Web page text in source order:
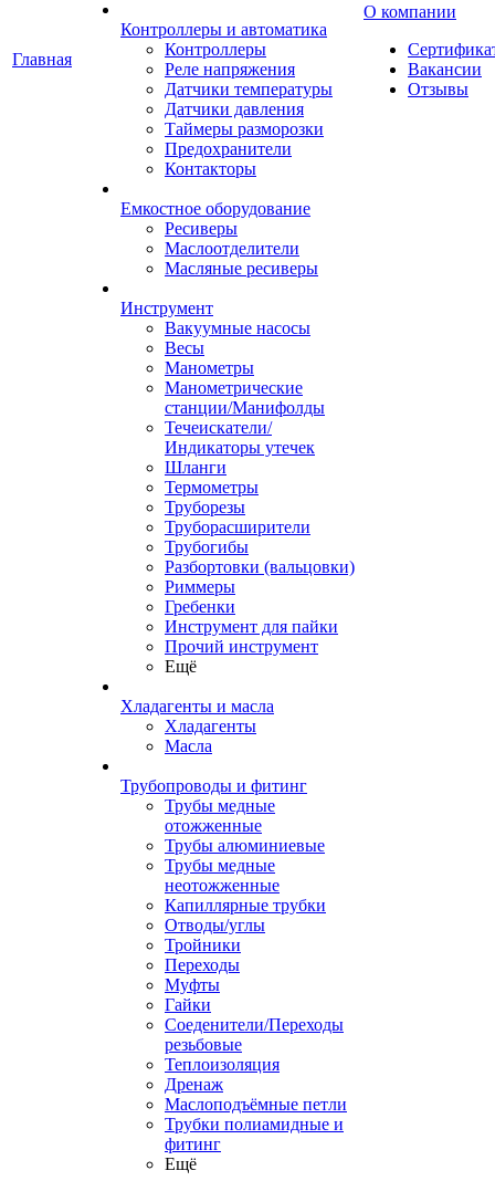
Главная
Контроллеры и автоматика
Контроллеры
Реле напряжения
Датчики температуры
Датчики давления
Таймеры разморозки
Предохранители
Контакторы
Емкостное оборудование
Ресиверы
Маслоотделители
Масляные ресиверы
Инструмент
Вакуумные насосы
Весы
Манометры
Манометрические
станции/Манифолды
Течеискатели/
Индикаторы утечек
Шланги
Термометры
Труборезы
Труборасширители
Трубогибы
Разбортовки (вальцовки)
Риммеры
Гребенки
Инструмент для пайки
Прочий инструмент
Ещё
Хладагенты и масла
Хладагенты
Масла
Трубопроводы и фитинг
Трубы медные
отожженные
Трубы алюминиевые
Трубы медные
неотожженные
Капиллярные трубки
Отводы/углы
Тройники
Переходы
Муфты
Гайки
Соеденители/Переходы
резьбовые
Теплоизоляция
Дренаж
Маслоподъёмные петли
Трубки полиамидные и
фитинг
Ещё
О компании
Вакансии
Отзывы